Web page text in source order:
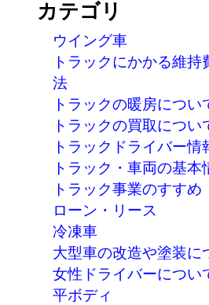
カテゴリ
ウイング車
トラックにかかる維
法
トラックの暖房につい
トラックの買取につい
トラックドライバー情
トラック・車両の基本
トラック事業のすすめ
ローン・リース
冷凍車
大型車の改造や塗装に
女性ドライバーについ
平ボディ